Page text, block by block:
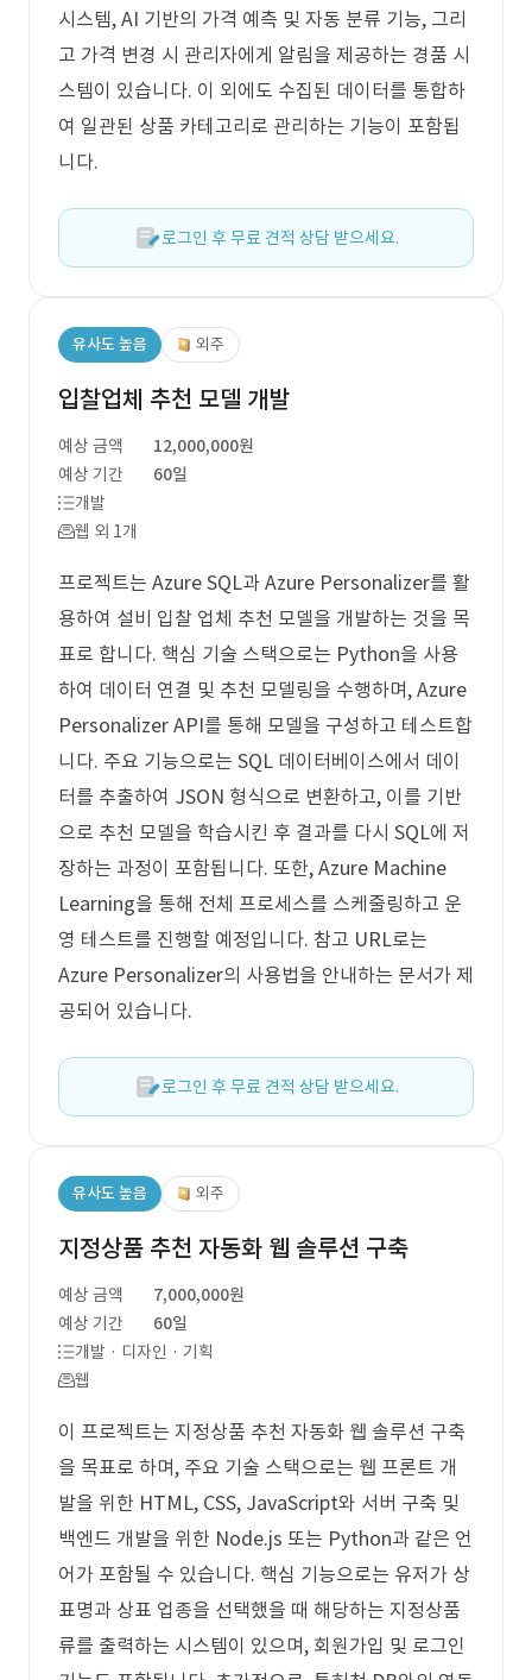
시스템, AI 기반의 가격 예측 및 자동 분류 기능, 그리
고 가격 변경 시 관리자에게 알림을 제공하는 경품 시
스템이 있습니다. 이 외에도 수집된 데이터를 통합하
여 일관된 상품 카테고리로 관리하는 기능이 포함됩
니다.
로그인 후 무료 견적 상담 받으세요.
유사도 높음 외주
입찰업체 추천 모델 개발
예상 금액
12,000,000원
예상 기간
60일
개발
웹 외 1개
프로젝트는 Azure SQL과 Azure Personalizer를 활
용하여 설비 입찰 업체 추천 모델을 개발하는 것을 목
표로 합니다. 핵심 기술 스택으로는 Python을 사용
하여 데이터 연결 및 추천 모델링을 수행하며, Azure
Personalizer API를 통해 모델을 구성하고 테스트합
니다. 주요 기능으로는 SQL 데이터베이스에서 데이
터를 추출하여 JSON 형식으로 변환하고, 이를 기반
으로 추천 모델을 학습시킨 후 결과를 다시 SQL에 저
장하는 과정이 포함됩니다. 또한, Azure Machine
Learning을 통해 전체 프로세스를 스케줄링하고 운
영 테스트를 진행할 예정입니다. 참고 URL로는
Azure Personalizer의 사용법을 안내하는 문서가 제
공되어 있습니다.
로그인 후 무료 견적 상담 받으세요.
유사도 높음 외주
지정상품 추천 자동화 웹 솔루션 구축
예상 금액
7,000,000원
예상 기간
60일
개발 · 디자인 · 기획
웹
이 프로젝트는 지정상품 추천 자동화 웹 솔루션 구축
을 목표로 하며, 주요 기술 스택으로는 웹 프론트 개
발을 위한 HTML, CSS, JavaScript와 서버 구축 및
백엔드 개발을 위한 Node.js 또는 Python과 같은 언
어가 포함될 수 있습니다. 핵심 기능으로는 유저가 상
표명과 상표 업종을 선택했을 때 해당하는 지정상품
류를 출력하는 시스템이 있으며, 회원가입 및 로그인